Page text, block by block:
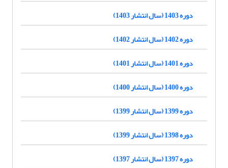
دوره 1403 (سال انتشار 1403)
دوره 1402 (سال انتشار 1402)
دوره 1401 (سال انتشار 1401)
دوره 1400 (سال انتشار 1400)
دوره 1399 (سال انتشار 1399)
دوره 1398 (سال انتشار 1399)
دوره 1397 (سال انتشار 1397)